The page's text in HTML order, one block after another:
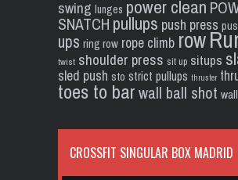
swing lunges power clean
SNATCH pullups push press
ups ring row rope climb row
twist shoulder press sit up situps
sled push sto strict pullups thruster
toes to barwall ball shot
CROSSFIT SINGULAR BOX MADRID